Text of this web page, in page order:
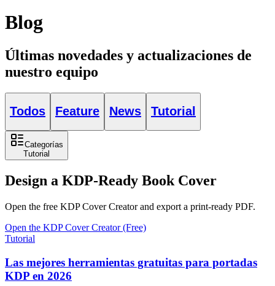
Blog
Últimas novedades y actualizaciones de
nuestro equipo
Todos Feature News Tutorial
Categorías
Tutorial
Design a KDP‑Ready Book Cover
Open the free KDP Cover Creator and export a print‑ready PDF.
Open the KDP Cover Creator (Free)
Tutorial
Las mejores herramientas gratuitas para portadas
KDP en 2026